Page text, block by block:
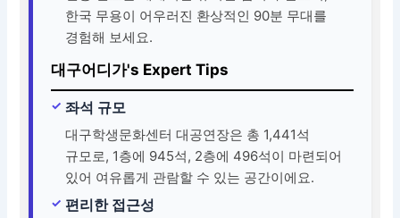
한국 무용이 어우러진 환상적인 90분 무대를
경험해 보세요.
대구어디가's Expert Tips
좌석 규모
대구학생문화센터 대공연장은 총 1,441석
규모로, 1층에 945석, 2층에 496석이 마련되어
있어 여유롭게 관람할 수 있는 공간이에요.
편리한 접근성